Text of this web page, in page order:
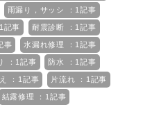
雨漏り，サッシ ：1記事
記事 耐震診断 ：1記事
事 水漏れ修理 ：1記事
：1記事 防水 ：1記事
：1記事 片流れ ：1記事
結露修理 ：1記事